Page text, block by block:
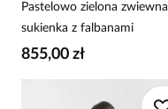
Pastelowo zielona zwiewna
sukienka z falbanami
855,00 zł